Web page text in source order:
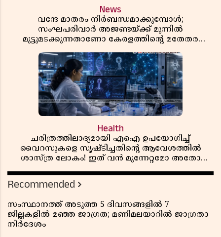
News
വന്ദേ മാതരം നിർബന്ധമാക്കുമ്പോൾ;
സംഘപരിവാർ അജണ്ടയ്ക്ക് മുന്നിൽ
മുട്ടുമടക്കുന്നതാണോ കേരളത്തിന്റെ മതേതര
Health
ചരിത്രത്തിലാദ്യമായി എഐ ഉപയോഗിച്ച്
വൈറസുകളെ സൃഷ്ടിച്ചതിന്റെ ആവേശത്തിൽ
ശാസ്ത്ര ലോകം! ഇത് വൻ മുന്നേറ്റമോ അതോ
Recommended
സംസ്ഥാനത്ത് അടുത്ത 5 ദിവസങ്ങളിൽ 7
ജില്ലകളിൽ മഞ്ഞ ജാഗ്രത; മണിമലയാറിൽ ജാഗ്രതാ
നിർദേശം